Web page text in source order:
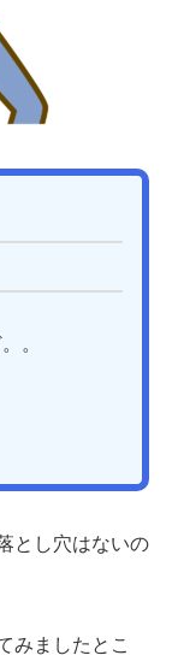
。
とし穴はないの
みましたとこ